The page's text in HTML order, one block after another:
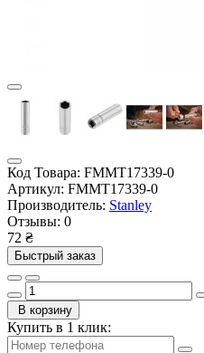
Код Товара: FMMT17339-0
Артикул: FMMT17339-0
Производитель: Stanley
Отзывы: 0
72 ₴
Быстрый заказ
В корзину
Купить в 1 клик: